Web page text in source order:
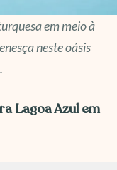
em meio à
neste oásis
Lagoa Azul em